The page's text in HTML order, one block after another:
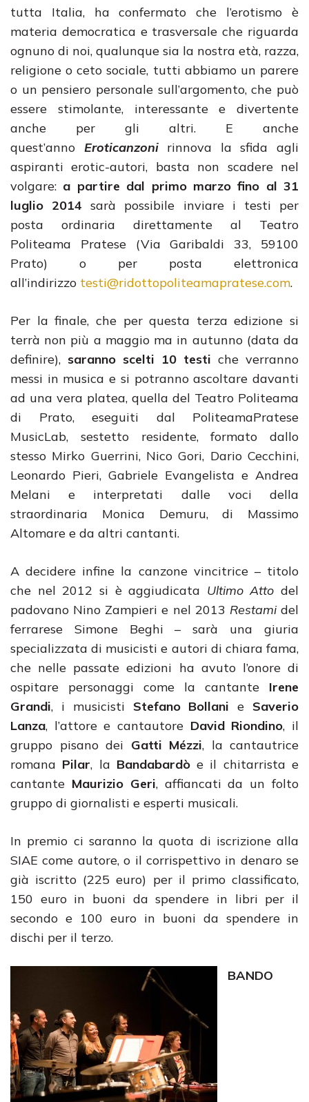
tutta Italia, ha confermato che l’erotismo è
materia democratica e trasversale che riguarda
ognuno di noi, qualunque sia la nostra età, razza,
religione o ceto sociale, tutti abbiamo un parere
o un pensiero personale sull’argomento, che può
essere stimolante, interessante e divertente
anche per gli altri. E anche
quest’anno Eroticanzoni rinnova la sfida agli
aspiranti erotic-autori, basta non scadere nel
volgare: a partire dal primo marzo fino al 31
luglio 2014sarà possibile inviare i testi per
posta ordinaria direttamente al Teatro
Politeama Pratese (Via Garibaldi 33, 59100
Prato) o per posta elettronica
all’indirizzo testi@ridottopoliteamapratese.com.
Per la finale, che per questa terza edizione si
terrà non più a maggio ma in autunno (data da
definire), saranno scelti 10 testi che verranno
messi in musica e si potranno ascoltare davanti
ad una vera platea, quella del Teatro Politeama
di Prato, eseguiti dal PoliteamaPratese
MusicLab, sestetto residente, formato dallo
stesso Mirko Guerrini, Nico Gori, Dario Cecchini,
Leonardo Pieri, Gabriele Evangelista e Andrea
Melani e interpretati dalle voci della
straordinaria Monica Demuru, di Massimo
Altomare e da altri cantanti.
A decidere infine la canzone vincitrice – titolo
che nel 2012 si è aggiudicata Ultimo Atto del
padovano Nino Zampieri e nel 2013 Restamidel
ferrarese Simone Beghi – sarà una giuria
specializzata di musicisti e autori di chiara fama,
che nelle passate edizioni ha avuto l’onore di
ospitare personaggi come la cantante Irene
Grandi, i musicisti Stefano Bollanie Saverio
Lanza, l’attore e cantautore David Riondino, il
gruppo pisano dei Gatti Mézzi, la cantautrice
romana Pilar, la Bandabardòe il chitarrista e
cantante Maurizio Geri, affiancati da un folto
gruppo di giornalisti e esperti musicali.
In premio ci saranno la quota di iscrizione alla
SIAE come autore, o il corrispettivo in denaro se
già iscritto (225 euro) per il primo classificato,
150 euro in buoni da spendere in libri per il
secondo e 100 euro in buoni da spendere in
dischi per il terzo.
BANDO